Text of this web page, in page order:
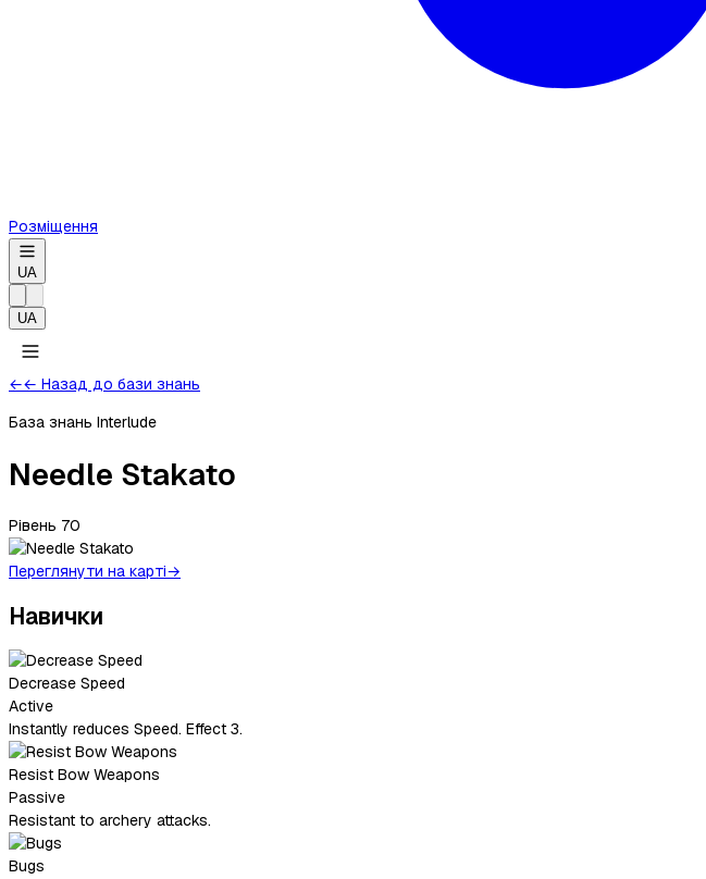
Розміщення
UA
UA
←← Назад до бази знань
База знань Interlude
Needle Stakato
Рівень 70
Переглянути на карті→
Навички
Decrease Speed
Active
Instantly reduces Speed. Effect 3.
Resist Bow Weapons
Passive
Resistant to archery attacks.
Bugs